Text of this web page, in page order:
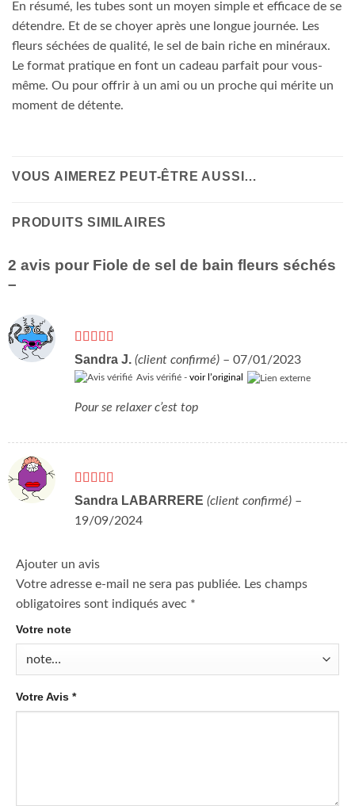
En résumé, les tubes sont un moyen simple et efficace de se
détendre. Et de se choyer après une longue journée. Les
fleurs séchées de qualité, le sel de bain riche en minéraux.
Le format pratique en font un cadeau parfait pour vous-
même. Ou pour offrir à un ami ou un proche qui mérite un
moment de détente.
VOUS AIMEREZ PEUT-ÊTRE AUSSI…
PRODUITS SIMILAIRES
2 avis pour Fiole de sel de bain fleurs séchés
–
Note5sur 5
Sandra J. (client confirmé) – 07/01/2023
Avis vérifié - voir l’original
Pour se relaxer c’est top
Note5sur 5
Sandra LABARRERE (client confirmé) –
19/09/2024
Ajouter un avis
Votre adresse e-mail ne sera pas publiée. Les champs
obligatoires sont indiqués avec *
Votre note
Votre Avis *